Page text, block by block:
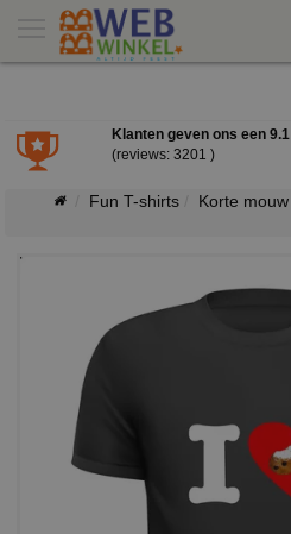
Klanten geven ons een 9.1
(reviews: 3201 )
Fun T-shirts Korte mouw